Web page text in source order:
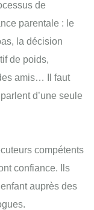
de
parentale : le
la décision
de poids,
amis… Il faut
d’une seule
compétents
confiance. Ils
auprès des